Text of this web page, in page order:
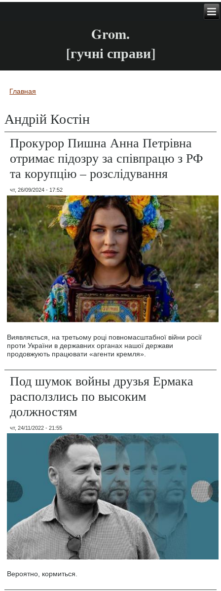
Grom.
[гучні справи]
Вы здесь
Главная
Андрій Костін
Прокурор Пишна Анна Петрівна
отримає підозру за співпрацю з РФ
та корупцію – розслідування
чт, 26/09/2024 - 17:52
Виявляється, на третьому році повномасштабної війни росії
проти України в державних органах нашої держави
продовжують працювати «агенти кремля».
Под шумок войны друзья Ермака
расползлись по высоким
должностям
чт, 24/11/2022 - 21:55
Вероятно, кормиться.